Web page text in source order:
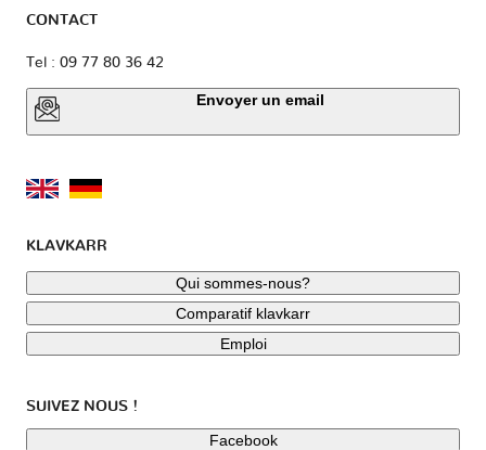
CONTACT
Tel : 09 77 80 36 42
Envoyer un email
KLAVKARR
Qui sommes-nous?
Comparatif klavkarr
Emploi
SUIVEZ NOUS !
Facebook